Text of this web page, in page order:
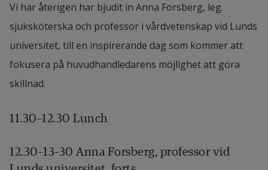
Vi har återigen har bjudit in Anna Forsberg, leg.
sjuksköterska och professor i vårdvetenskap vid Lunds
universitet, till en inspirerande dag som kommer att
fokusera på huvudhandledarens möjlighet att göra
skillnad.
11.30–12.30 Lunch
12.30–13–30 Anna Forsberg, professor vid